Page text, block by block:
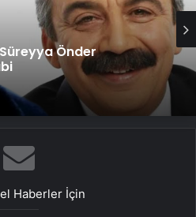
Süreyya Önder
Haberler İçin